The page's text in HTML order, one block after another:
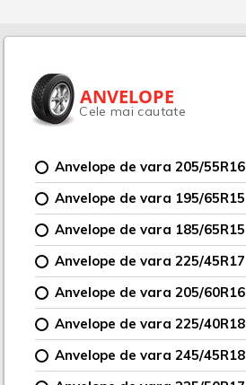
ANVELOPE
Cele mai cautate
Anvelope de vara 205/55R16
Anvelope de vara 195/65R15
Anvelope de vara 185/65R15
Anvelope de vara 225/45R17
Anvelope de vara 205/60R16
Anvelope de vara 225/40R18
Anvelope de vara 245/45R18